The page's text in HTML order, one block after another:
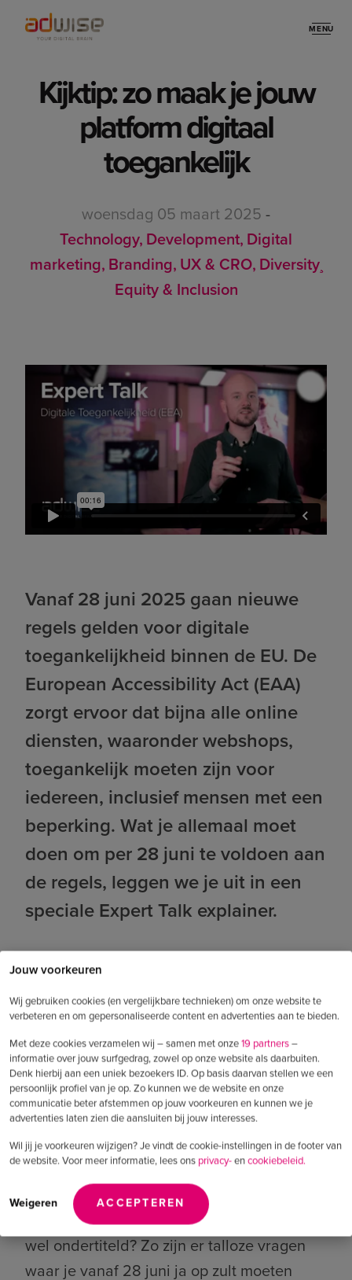
Jouw voorkeuren
Wij gebruiken cookies (en vergelijkbare technieken) om onze website te
verbeteren en om gepersonaliseerde content en advertenties aan te bieden.
Met deze cookies verzamelen wij – samen met onze19 partners–
informatie over jouw surfgedrag, zowel op onze website als daarbuiten.
Denk hierbij aan een uniek bezoekers ID. Op basis daarvan stellen we een
persoonlijk profiel van je op. Zo kunnen we de website en onze
communicatie beter afstemmen op jouw voorkeuren en kunnen we je
advertenties laten zien die aansluiten bij jouw interesses.
Wil jij je voorkeuren wijzigen? Je vindt de cookie-instellingen in de footer van
de website. Voor meer informatie, lees ons privacy-encookiebeleid.
Weigeren ACCEPTEREN
MENU
Kijktip: zo maak je jouw
platform digitaal
toegankelijk
woensdag 05 maart 2025 -
Technology Development Digital
marketing Branding UX & CRO Diversity¸
Equity & Inclusion
Vanaf 28 juni 2025 gaan nieuwe
regels gelden voor digitale
toegankelijkheid binnen de EU. De
European Accessibility Act (EAA)
zorgt ervoor dat bijna alle online
diensten, waaronder webshops,
toegankelijk moeten zijn voor
iedereen, inclusief mensen met een
beperking. Wat je allemaal moet
doen om per 28 juni te voldoen aan
de regels, leggen we je uit in een
speciale Expert Talk explainer.
Bekijk de Expert Talk over Digitale
Toegankelijkheid
Het doel van digitale toegankelijkheid is
om ervoor te zorgen dat iedereen toegang
krijgt tot online informatie en
dienstverlening. En daar komt veel bij
kijken. Kunnen jouw klanten al zonder muis
navigeren door je webshop bijvoorbeeld?
Heeft het design van je platform voldoende
contrast? En zijn al je video's op je website
wel ondertiteld? Zo zijn er talloze vragen
waar je vanaf 28 juni ja op zult moeten